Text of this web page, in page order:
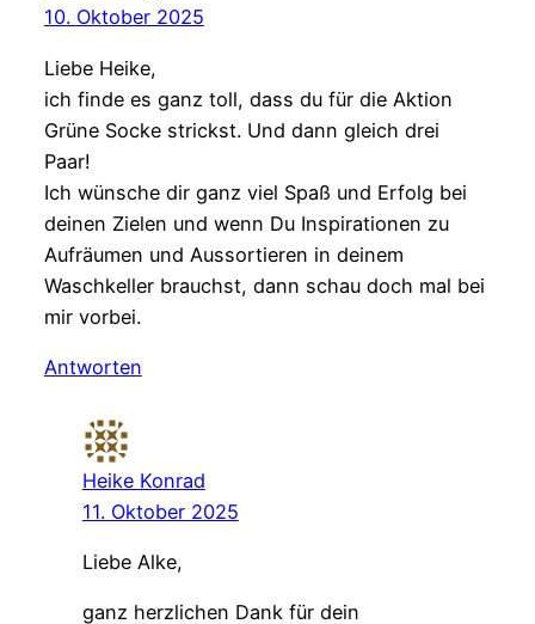
10. Oktober 2025
Liebe Heike,
ich finde es ganz toll, dass du für die Aktion
Grüne Socke strickst. Und dann gleich drei
Paar!
Ich wünsche dir ganz viel Spaß und Erfolg bei
deinen Zielen und wenn Du Inspirationen zu
Aufräumen und Aussortieren in deinem
Waschkeller brauchst, dann schau doch mal bei
mir vorbei.
Antworten
Heike Konrad
11. Oktober 2025
Liebe Alke,
ganz herzlichen Dank für dein